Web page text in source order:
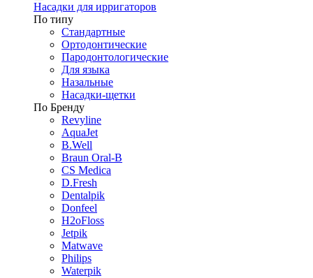
Насадки для ирригаторов
По типу
Стандартные
Ортодонтические
Пародонтологические
Для языка
Назальные
Насадки-щетки
По Бренду
Revyline
AquaJet
B.Well
Braun Oral-B
CS Medica
D.Fresh
Dentalpik
Donfeel
H2oFloss
Jetpik
Matwave
Philips
Waterpik